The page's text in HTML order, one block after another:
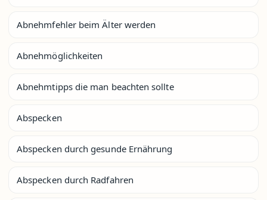
Abnehmfehler beim Älter werden
Abnehmöglichkeiten
Abnehmtipps die man beachten sollte
Abspecken
Abspecken durch gesunde Ernährung
Abspecken durch Radfahren